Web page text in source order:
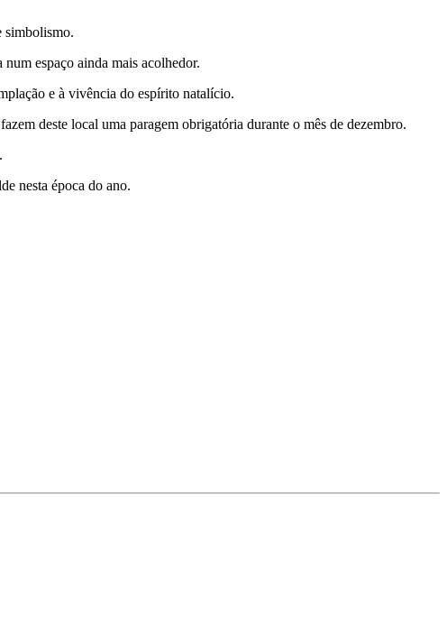
simbolismo.
espaço ainda mais acolhedor.
e à vivência do espírito natalício.
deste local uma paragem obrigatória durante o mês de dezembro.
nesta época do ano.